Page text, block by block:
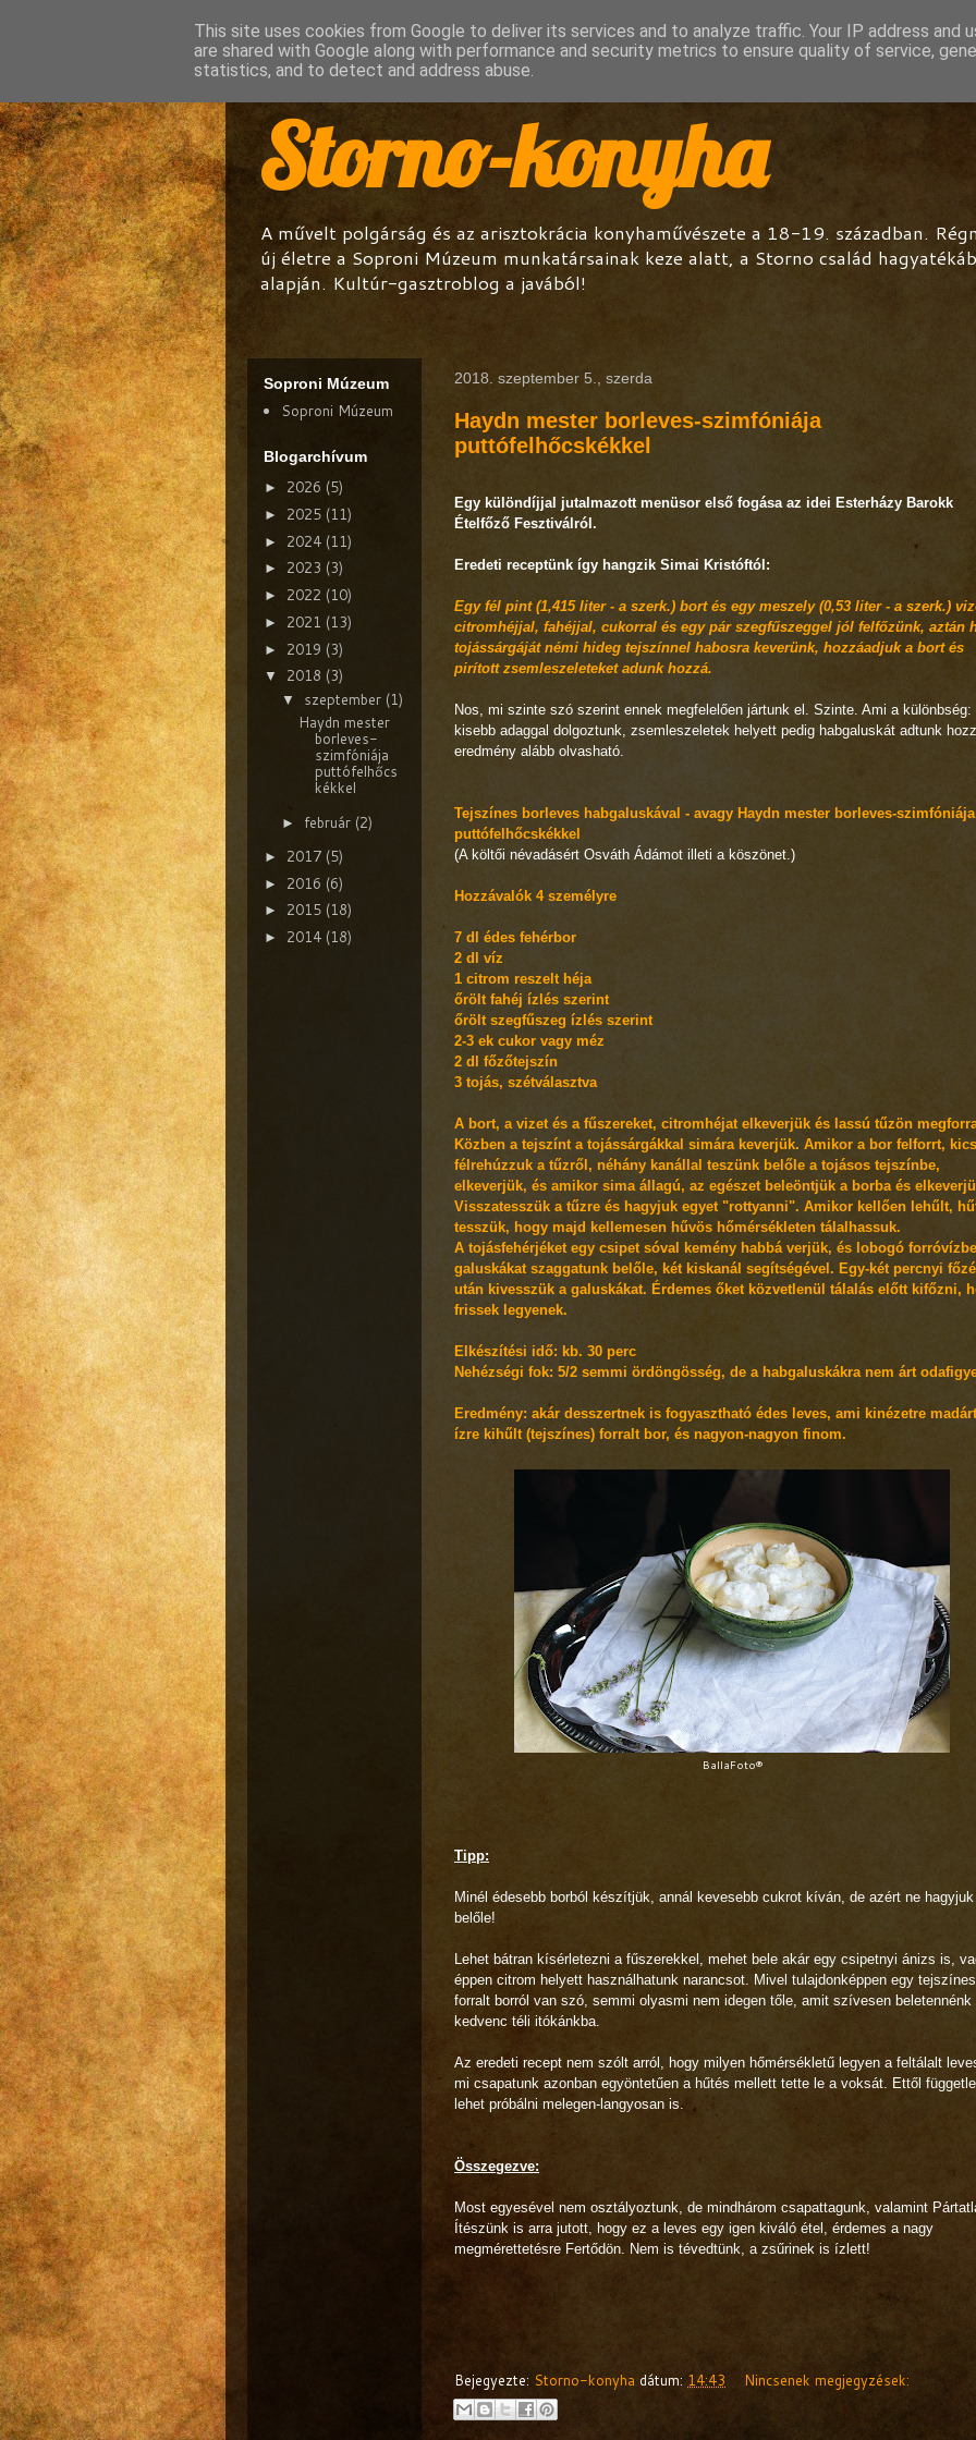
Storno-konyha
A művelt polgárság és az arisztokrácia konyhaművészete a 18-19. században.
új életre a Soproni Múzeum munkatársainak keze alatt, a Storno család
alapján. Kultúr-gasztroblog a javából!
2018. szeptember 5., szerda
Haydn mester borleves-szimfóniája
puttófelhőcskékkel
Egy különdíjjal jutalmazott menüsor első fogása az idei Esterházy Barokk
Ételfőző Fesztiválról.
Eredeti receptünk így hangzik Simai Kristóftól:
Egy fél pint (1,415 liter - a szerk.) bort és egy meszely (0,53 liter - a szerk.)
citromhéjjal, fahéjjal, cukorral és egy pár szegfűszeggel jól felfőzünk, aztán
tojássárgáját némi hideg tejszínnel habosra keverünk, hozzáadjuk a bort és
pirított zsemleszeleteket adunk hozzá.
Nos, mi szinte szó szerint ennek megfelelően jártunk el. Szinte. Ami a
kisebb adaggal dolgoztunk, zsemleszeletek helyett pedig habgaluskát adtunk
eredmény alább olvasható.
Tejszínes borleves habgaluskával - avagy Haydn mester borleves-szimfóniája
puttófelhőcskékkel
(A költői névadásért Osváth Ádámot illeti a köszönet.)
Hozzávalók 4 személyre
7 dl édes fehérbor
2 dl víz
1 citrom reszelt héja
őrölt fahéj ízlés szerint
őrölt szegfűszeg ízlés szerint
2-3 ek cukor vagy méz
2 dl főzőtejszín
3 tojás, szétválasztva
A bort, a vizet és a fűszereket, citromhéjat elkeverjük és lassú tűzön
Közben a tejszínt a tojássárgákkal simára keverjük. Amikor a bor felforrt,
félrehúzzuk a tűzről, néhány kanállal teszünk belőle a tojásos tejszínbe,
elkeverjük, és amikor sima állagú, az egészet beleöntjük a borba és
Visszatesszük a tűzre és hagyjuk egyet "rottyanni". Amikor kellően lehűlt,
tesszük, hogy majd kellemesen hűvös hőmérsékleten tálalhassuk.
A tojásfehérjéket egy csipet sóval kemény habbá verjük, és lobogó forróvízbe
galuskákat szaggatunk belőle, két kiskanál segítségével. Egy-két percnyi
után kivesszük a galuskákat. Érdemes őket közvetlenül tálalás előtt kifőzni,
frissek legyenek.
Elkészítési idő: kb. 30 perc
Nehézségi fok: 5/2 semmi ördöngösség, de a habgaluskákra nem árt
Eredmény: akár desszertnek is fogyasztható édes leves, ami kinézetre
ízre kihűlt (tejszínes) forralt bor, és nagyon-nagyon finom.
BallaFoto®
Tipp:
Minél édesebb borból készítjük, annál kevesebb cukrot kíván, de azért ne
belőle!
Lehet bátran kísérletezni a fűszerekkel, mehet bele akár egy csipetnyi ánizs is,
éppen citrom helyett használhatunk narancsot. Mivel tulajdonképpen egy tejszínes
forralt borról van szó, semmi olyasmi nem idegen tőle, amit szívesen beletennénk
kedvenc téli itókánkba.
Az eredeti recept nem szólt arról, hogy milyen hőmérsékletű legyen a feltálalt
mi csapatunk azonban egyöntetűen a hűtés mellett tette le a voksát. Ettől
lehet próbálni melegen-langyosan is.
Összegezve:
Most egyesével nem osztályoztunk, de mindhárom csapattagunk, valamint
Ítészünk is arra jutott, hogy ez a leves egy igen kiváló étel, érdemes a nagy
megmérettetésre Fertődön. Nem is tévedtünk, a zsűrinek is ízlett!
Bejegyezte: Storno-konyha dátum: 14:43 Nincsenek megjegyzések:
Soproni Múzeum
Soproni Múzeum
Blogarchívum
► 2026 (5)
► 2025 (11)
► 2024 (11)
► 2023 (3)
► 2022 (10)
► 2021 (13)
► 2019 (3)
▼ 2018 (3)
▼ szeptember (1)
Haydn mester
borleves-
szimfóniája
puttófelhőcs
kékkel
► február (2)
► 2017 (5)
► 2016 (6)
► 2015 (18)
► 2014 (18)
This site uses cookies from Google to deliver its services and to analyze traffic. Your IP address and
are shared with Google along with performance and security metrics to ensure quality of service,
statistics, and to detect and address abuse.